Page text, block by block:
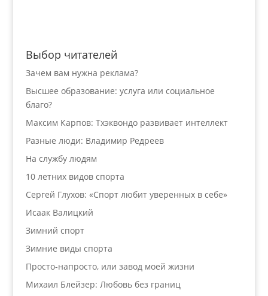
Выбор читателей
Зачем вам нужна реклама?
Высшее образование: услуга или социальное
благо?
Максим Карпов: Тхэквондо развивает интеллект
Разные люди: Владимир Редреев
На службу людям
10 летних видов спорта
Сергей Глухов: «Спорт любит уверенных в себе»
Исаак Валицкий
Зимний спорт
Зимние виды спорта
Просто-напросто, или завод моей жизни
Михаил Блейзер: Любовь без границ